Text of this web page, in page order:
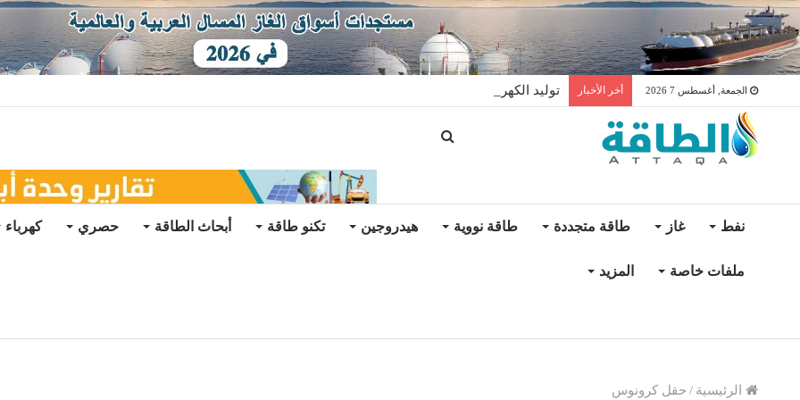
الجمعة, أغسطس 7 2026 أخر الأخبار توليد الكهرباء بالغاز في الإمارات يرتفع للعام الثاني
نفط غاز طاقة متجددة طاقة نووية هيدروجين تكنو طاقة أبحاث الطاقة حصري كهرباء
ملفات خاصة المزيد
الرئيسية / حقل كرونوس